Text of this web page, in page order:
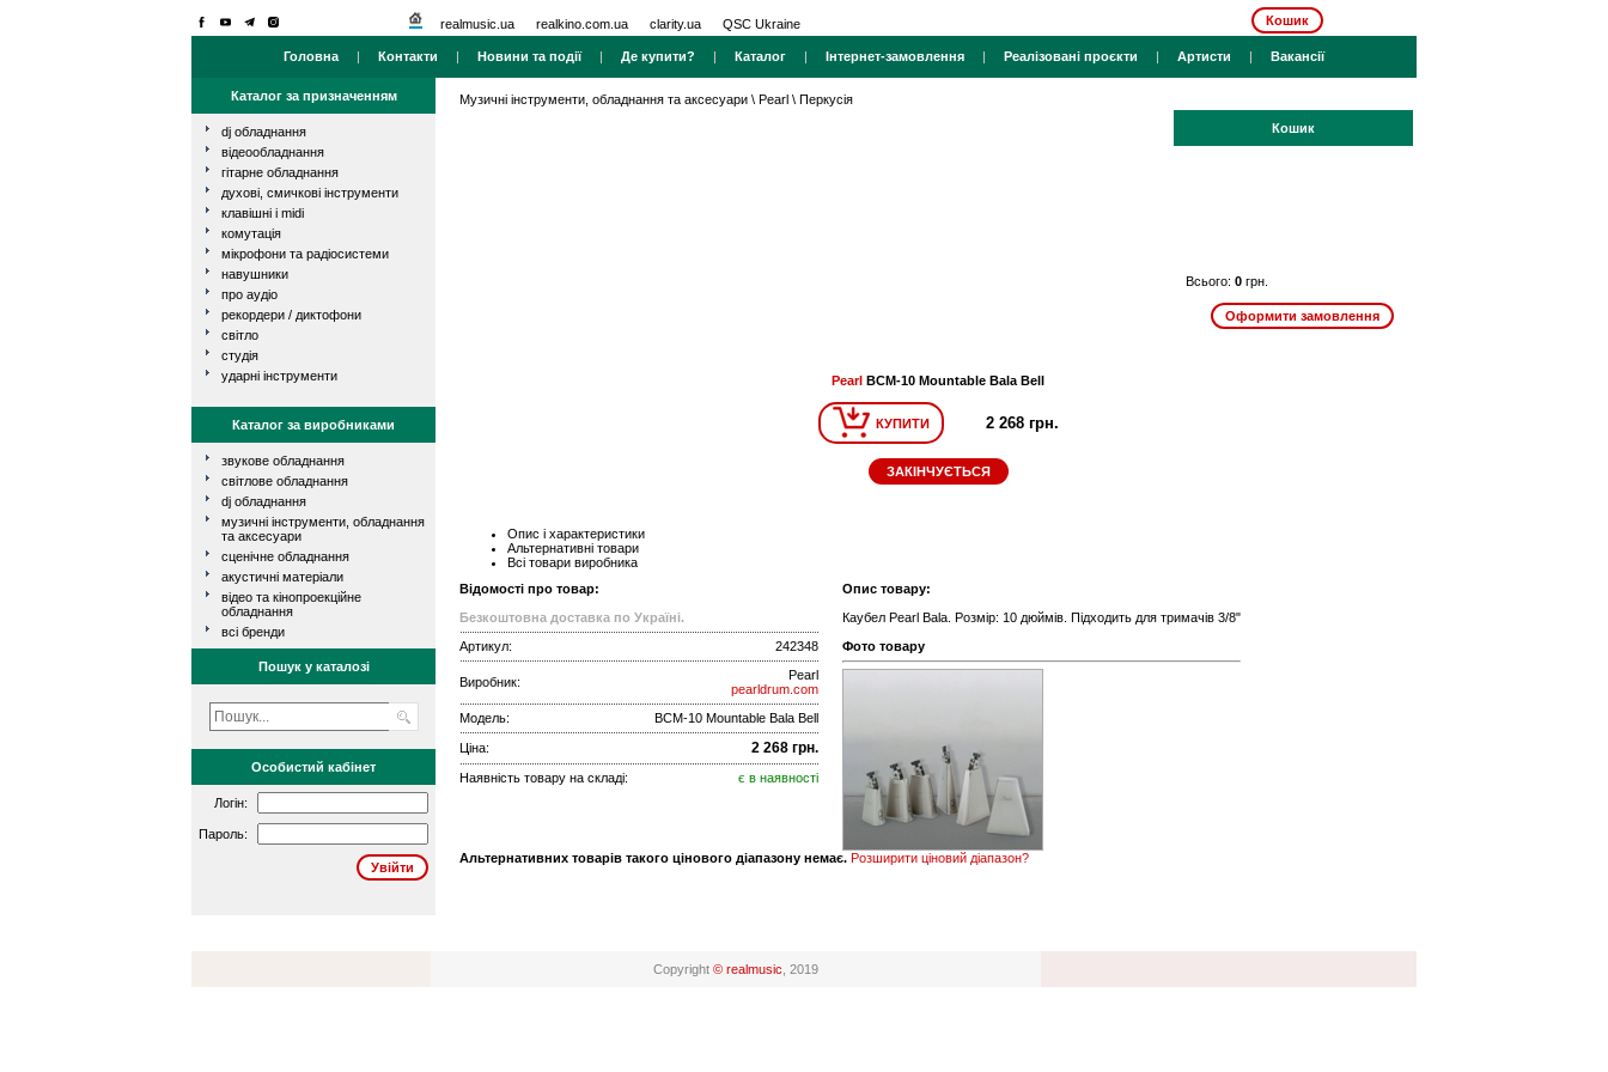
realmusic.ua realkino.com.ua clarity.ua QSC Ukraine Кошик
Головна | Контакти | Новини та події| Де купити? | Каталог | Інтернет-замовлення | Реалізовані проєкти | Артисти | Вакансії
Каталог за призначенням
dj обладнання
відеообладнання
гітарне обладнання
духові, смичкові інструменти
клавішні і midi
комутація
мікрофони та радіосистеми
навушники
про аудіо
рекордери / диктофони
світло
студія
ударні інструменти
Каталог за виробниками
звукове обладнання
світлове обладнання
dj обладнання
музичні інструменти, обладнання
та аксесуари
сценічне обладнання
акустичні матеріали
відео та кінопроекційне
обладнання
всі бренди
Пошук у каталозі
Особистий кабінет
Логін:
Пароль:
Музичні інструменти, обладнання та аксесуари \ Pearl \ Перкусія
Кошик
Всього: 0 грн.
Pearl BCM-10 Mountable Bala Bell
КУПИТИ 2 268 грн.
ЗАКІНЧУЄТЬСЯ
Опис і характеристики
Альтернативні товари
Всі товари виробника
Відомості про товар:
Безкоштовна доставка по Україні.
Артикул:
242348
Виробник:
Pearl
pearldrum.com
Модель:
BCM-10 Mountable Bala Bell
Ціна: 2 268 грн.
Наявність товару на складі: є в наявності
Опис товару:
Каубел Pearl Bala. Розмір: 10 дюймів. Підходить для тримачів 3/8"
Фото товару
Альтернативних товарів такого цінового діапазону немає. Розширити ціновий діапазон?
Copyright © realmusic , 2019